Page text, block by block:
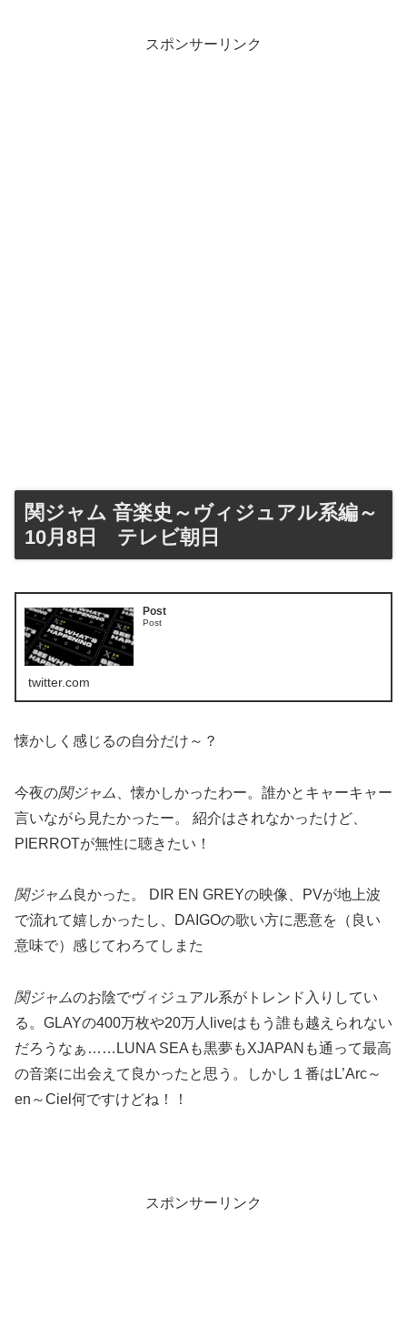
スポンサーリンク
関ジャム 音楽史～ヴィジュアル系編～
10月8日 テレビ朝日
Post
Post
twitter.com
懐かしく感じるの自分だけ～？
今夜の関ジャム 、懐かしかったわー。誰かとキャーキャー
言いながら見たかったー。 紹介はされなかったけど、
PIERROTが無性に聴きたい！
関ジャム良かった。 DIR EN GREYの映像、PVが地上波
で流れて嬉しかったし、DAIGOの歌い方に悪意を（良い
意味で）感じてわろてしまた
関ジャムのお陰でヴィジュアル系がトレンド入りしてい
る。GLAYの400万枚や20万人liveはもう誰も越えられない
だろうなぁ……LUNA SEAも黒夢もXJAPANも通って最高
の音楽に出会えて良かったと思う。しかし１番はL’Arc～
en～Ciel何ですけどね！！
スポンサーリンク